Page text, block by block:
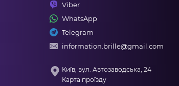
Viber
WhatsApp
Telegram
information.brille@gmail.com
Київ, вул. Автозаводська, 24
Карта проїзду